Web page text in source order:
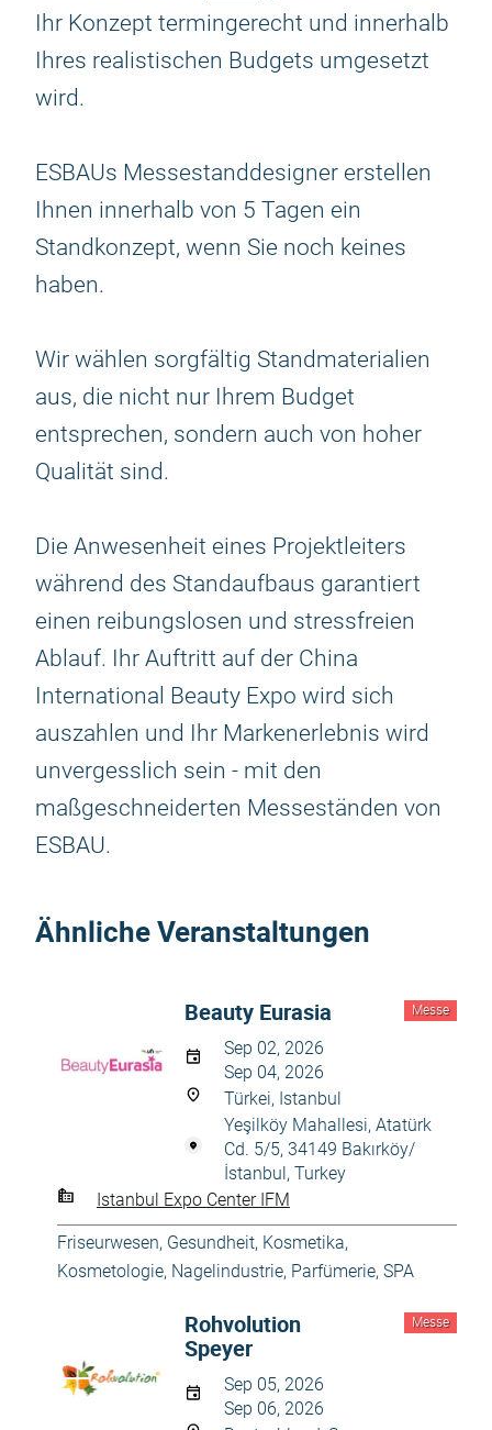
Ihr Konzept termingerecht und innerhalb
Ihres realistischen Budgets umgesetzt
wird.
ESBAUs Messestanddesigner erstellen
Ihnen innerhalb von 5 Tagen ein
Standkonzept, wenn Sie noch keines
haben.
Wir wählen sorgfältig Standmaterialien
aus, die nicht nur Ihrem Budget
entsprechen, sondern auch von hoher
Qualität sind.
Die Anwesenheit eines Projektleiters
während des Standaufbaus garantiert
einen reibungslosen und stressfreien
Ablauf. Ihr Auftritt auf der China
International Beauty Expo wird sich
auszahlen und Ihr Markenerlebnis wird
unvergesslich sein - mit den
maßgeschneiderten Messeständen von
ESBAU.
Ähnliche Veranstaltungen
Messe
Beauty Eurasia
Sep 02, 2026
Sep 04, 2026
Türkei, Istanbul
Yeşilköy Mahallesi, Atatürk
Cd. 5/5, 34149 Bakırköy/
İstanbul, Turkey
Istanbul Expo Center IFM
Friseurwesen, Gesundheit, Kosmetika,
Kosmetologie, Nagelindustrie, Parfümerie, SPA
Messe
Rohvolution
Speyer
Sep 05, 2026
Sep 06, 2026